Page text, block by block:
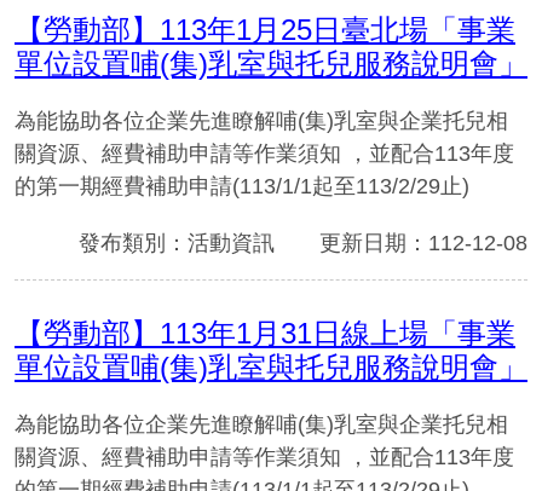
【勞動部】113年1月25日臺北場「事業
單位設置哺(集)乳室與托兒服務說明會」
為能協助各位企業先進瞭解哺(集)乳室與企業托兒相
關資源、經費補助申請等作業須知 ，並配合113年度
的第一期經費補助申請(113/1/1起至113/2/29止)
發布類別：活動資訊 更新日期：112-12-08
【勞動部】113年1月31日線上場「事業
單位設置哺(集)乳室與托兒服務說明會」
為能協助各位企業先進瞭解哺(集)乳室與企業托兒相
關資源、經費補助申請等作業須知 ，並配合113年度